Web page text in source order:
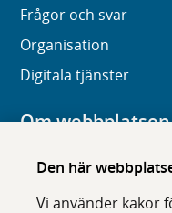
Den här
Vi använder kakor
Frågor och svar
Organisation
Digitala tjänster
Om webbplatsen
Om karolinska.se